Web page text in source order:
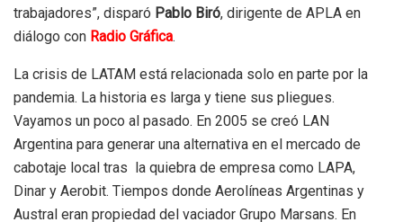
trabajadores”, disparó Pablo Biró, dirigente de APLA en
diálogo con Radio Gráfica.
La crisis de LATAM está relacionada solo en parte por la
pandemia. La historia es larga y tiene sus pliegues.
Vayamos un poco al pasado. En 2005 se creó LAN
Argentina para generar una alternativa en el mercado de
cabotaje local tras la quiebra de empresa como LAPA,
Dinar y Aerobit. Tiempos donde Aerolíneas Argentinas y
Austral eran propiedad del vaciador Grupo Marsans. En